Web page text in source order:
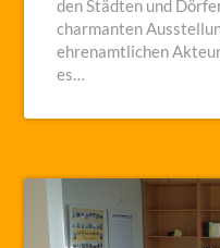
den Städten und
charmanten
ehrenamtlichen
es…